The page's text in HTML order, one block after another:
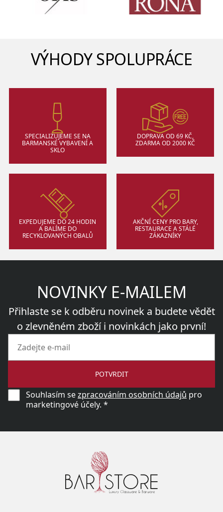
VÝHODY SPOLUPRÁCE
SPECIALIZUJEME SE NA
BARMANSKÉ VYBAVENÍ A
SKLO
DOPRAVA OD 69 KČ,
ZDARMA OD 2000 KČ
EXPEDUJEME DO 24 HODIN
A BALÍME DO
RECYKLOVANÝCH OBALŮ
AKČNÍ CENY PRO BARY,
RESTAURACE A STÁLÉ
ZÁKAZNÍKY
NOVINKY E-MAILEM
Přihlaste se k odběru novinek a budete vědět
o zlevněném zboží i novinkách jako první!
POTVRDIT
Souhlasím sezpracováním osobních údajů pro
marketingové účely. *